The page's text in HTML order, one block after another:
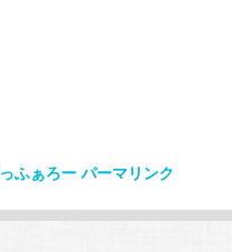
ふぁろー パーマリンク